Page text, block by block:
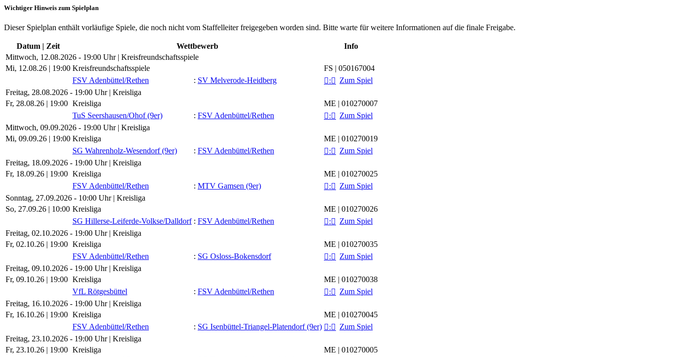
Wichtiger Hinweis zum Spielplan
Dieser Spielplan enthält vorläufige Spiele, die noch nicht vom Staffelleiter freigegeben worden sind. Bitte warte für weitere Informationen auf die finale Freigabe.
Datum | Zeit Wettbewerb
Info
Mittwoch, 12.08.2026 - 19:00 Uhr | Kreisfreundschaftsspiele
Mi, 12.08.26 | 19:00 Kreisfreundschaftsspiele
FS | 050167004
FSV Adenbüttel/​Rethen
: SV Melverode-Heidberg : Zum Spiel
Freitag, 28.08.2026 - 19:00 Uhr | Kreisliga
Fr, 28.08.26 | 19:00 Kreisliga
ME | 010270007
TuS Seershausen/​Ohof (9er)
: FSV Adenbüttel/​Rethen : Zum Spiel
Mittwoch, 09.09.2026 - 19:00 Uhr | Kreisliga
Mi, 09.09.26 | 19:00 Kreisliga
ME | 010270019
SG Wahrenholz-Wesendorf (9er)
: FSV Adenbüttel/​Rethen : Zum Spiel
Freitag, 18.09.2026 - 19:00 Uhr | Kreisliga
Fr, 18.09.26 | 19:00 Kreisliga
ME | 010270025
FSV Adenbüttel/​Rethen
: MTV Gamsen (9er) : Zum Spiel
Sonntag, 27.09.2026 - 10:00 Uhr | Kreisliga
So, 27.09.26 | 10:00 Kreisliga
ME | 010270026
SG Hillerse-Leiferde-Volkse/​Dalldorf : FSV Adenbüttel/​Rethen : Zum Spiel
Freitag, 02.10.2026 - 19:00 Uhr | Kreisliga
Fr, 02.10.26 | 19:00 Kreisliga
ME | 010270035
FSV Adenbüttel/​Rethen
: SG Osloss-Bokensdorf : Zum Spiel
Freitag, 09.10.2026 - 19:00 Uhr | Kreisliga
Fr, 09.10.26 | 19:00 Kreisliga
ME | 010270038
VfL Rötgesbüttel
: FSV Adenbüttel/​Rethen : Zum Spiel
Freitag, 16.10.2026 - 19:00 Uhr | Kreisliga
Fr, 16.10.26 | 19:00 Kreisliga
ME | 010270045
FSV Adenbüttel/​Rethen
: SG Isenbüttel-Triangel-Platendorf (9er) : Zum Spiel
Freitag, 23.10.2026 - 19:00 Uhr | Kreisliga
Fr, 23.10.26 | 19:00 Kreisliga
ME | 010270005